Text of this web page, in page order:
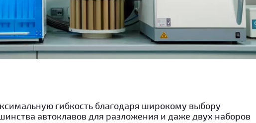
гибкость благодаря широкому выбору
автоклавов для разложения и даже двух наборов